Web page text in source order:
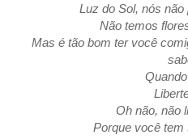
Luz do Sol, nós
Não temos
Mas é tão bom ter você
Oh não, não
Porque você tem